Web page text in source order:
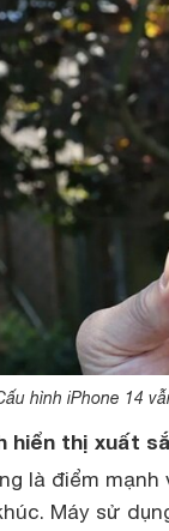
hình iPhone 14
hiển thị xuất
là điểm
Máy sử